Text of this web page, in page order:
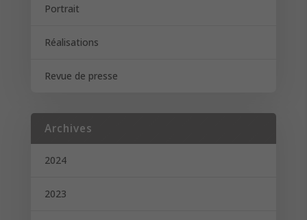
Portrait
Réalisations
Revue de presse
Archives
2024
2023